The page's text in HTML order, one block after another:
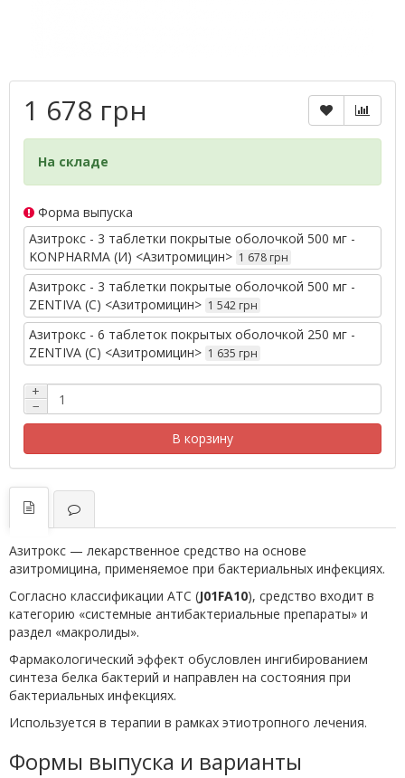
1 678 грн
На складе
Форма выпуска
Азитрокс - 3 таблетки покрытые оболочкой 500 мг -
KONPHARMA (И) <Азитромицин> 1 678 грн
Азитрокс - 3 таблетки покрытые оболочкой 500 мг -
ZENTIVA (С) <Азитромицин> 1 542 грн
Азитрокс - 6 таблеток покрытых оболочкой 250 мг -
ZENTIVA (С) <Азитромицин> 1 635 грн
+
−
В корзину
Азитрокс — лекарственное средство на основе
азитромицина, применяемое при бактериальных инфекциях.
Согласно классификации ATC (J01FA10), средство входит в
категорию «системные антибактериальные препараты» и
раздел «макролиды».
Фармакологический эффект обусловлен ингибированием
синтеза белка бактерий и направлен на состояния при
бактериальных инфекциях.
Используется в терапии в рамках этиотропного лечения.
Формы выпуска и варианты